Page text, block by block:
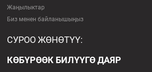
Жаңылыктар
Биз менен байланышыңыз
СУРОО ЖӨНӨТҮҮ:
КӨБҮРӨӨК БИЛҮҮГӨ ДАЯР